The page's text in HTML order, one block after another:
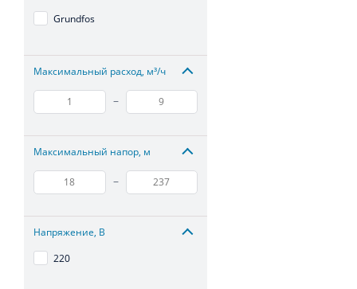
Grundfos
Максимальный расход, м³/ч
–
Максимальный напор, м
–
Напряжение, В
220